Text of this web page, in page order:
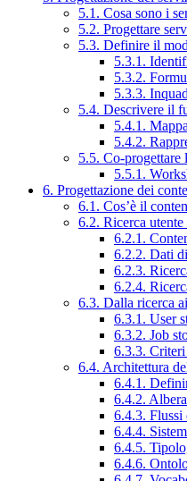
5.1. Cosa sono i
5.2. Progettare
5.3. Definire il
5.3.1.
5.3.2.
5.3.3.
5.4. Descrivere il
5.4.1.
5.4.2.
5.5. Co-progettare
5.5.1.
6. Progettazione dei
6.1. Cos’è il
6.2. Ricerca
6.2.1.
6.2.2. Dati
6.2.3.
6.2.4.
6.3. Dalla ricerca
6.3.1. User
6.3.2. Job
6.3.3.
6.4. Architettura
6.4.1.
6.4.2.
6.4.3. Flussi
6.4.4.
6.4.5.
6.4.6.